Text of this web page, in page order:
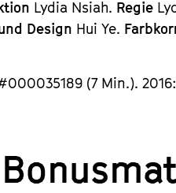
Lydia Nsiah. Regie
Design Hui Ye.
(7 Min.).